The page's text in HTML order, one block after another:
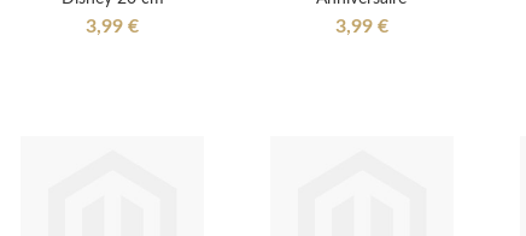
3,99 € 3,99 €